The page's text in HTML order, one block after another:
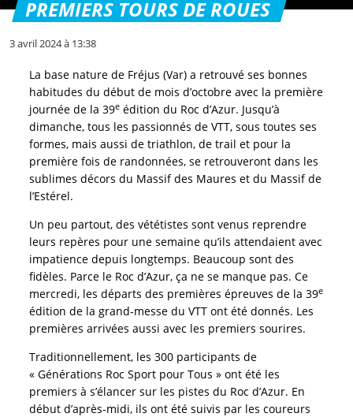
PREMIERS TOURS DE ROUES
3 avril 2024 à 13:38
La base nature de Fréjus (Var) a retrouvé ses bonnes
habitudes du début de mois d’octobre avec la première
journée de la 39e édition du Roc d’Azur. Jusqu’à
dimanche, tous les passionnés de VTT, sous toutes ses
formes, mais aussi de triathlon, de trail et pour la
première fois de randonnées, se retrouveront dans les
sublimes décors du Massif des Maures et du Massif de
l’Estérel.
Un peu partout, des vététistes sont venus reprendre
leurs repères pour une semaine qu’ils attendaient avec
impatience depuis longtemps. Beaucoup sont des
fidèles. Parce le Roc d’Azur, ça ne se manque pas. Ce
mercredi, les départs des premières épreuves de la 39e
édition de la grand-messe du VTT ont été donnés. Les
premières arrivées aussi avec les premiers sourires.
Traditionnellement, les 300 participants de
« Générations Roc Sport pour Tous » ont été les
premiers à s’élancer sur les pistes du Roc d’Azur. En
début d’après-midi, ils ont été suivis par les coureurs